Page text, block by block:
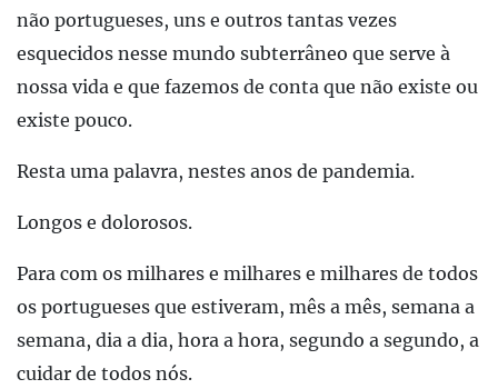
não portugueses, uns e outros tantas vezes
esquecidos nesse mundo subterrâneo que serve à
nossa vida e que fazemos de conta que não existe ou
existe pouco.
Resta uma palavra, nestes anos de pandemia.
Longos e dolorosos.
Para com os milhares e milhares e milhares de todos
os portugueses que estiveram, mês a mês, semana a
semana, dia a dia, hora a hora, segundo a segundo, a
cuidar de todos nós.